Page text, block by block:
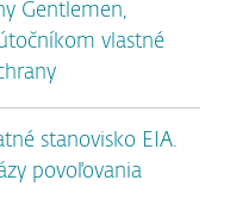
Gentlemen,
vlastné
stanovisko EIA.
povoľovania